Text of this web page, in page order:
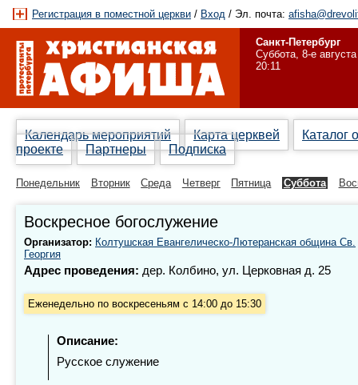
Регистрация в поместной церкви / Вход / Эл. почта:
Санкт-Петербург
Суббота, 8-е августа
20:11
Календарь мероприятий Карта церквей
Каталог
проекте
Партнеры Подписка
Понедельник Вторник Среда Четверг Пятница Суббота
Воскресное богослужение
Организатор: Колтушская Евангелическо-Лютеранская община Св.
Георгия
Адрес проведения: дер. Колбино, ул. Церковная д. 25
Еженедельно по воскресеньям с 14:00 до 15:30
Описание:
Русское служение